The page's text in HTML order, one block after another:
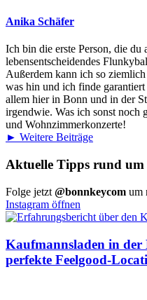
Anika Schäfer
Ich bin die erste Person, die
lebensentscheidendes
Außerdem kann ich so
was hin und ich finde
allem hier in Bonn und in der
irgendwie. Was ich sonst noch
und Wohnzimmerkonzerte!
► Weitere Beiträge
Aktuelle Tipps rund
Folge jetzt @bonnkeycom um
Instagram öffnen
Kaufmannsladen in der
perfekte Feelgood-